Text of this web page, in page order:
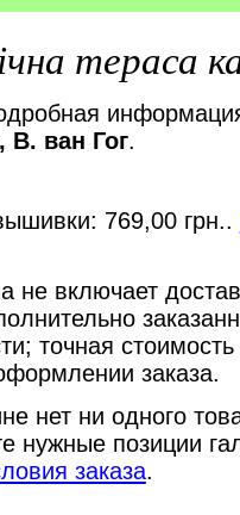
тераса
В. ван Гог.
769,00 грн..
не включает
точная стоимость
заказа.
нет ни одного
нужные позиции
заказа.